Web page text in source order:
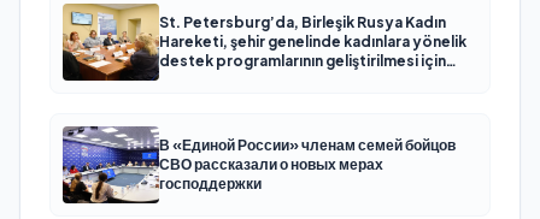
St. Petersburg’da, Birleşik Rusya Kadın
Hareketi, şehir genelinde kadınlara yönelik
destek programlarının geliştirilmesi için
В «Единой России» членам семей бойцов
СВО рассказали о новых мерах
господдержки